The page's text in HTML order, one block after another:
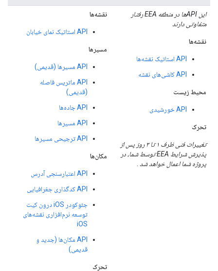
این APIها در منطقه EEA رفتار
متفاوتی دارند
نقشه‌ها
API استاتیک نقشه‌ها
API کاشی‌های نقشه
محیط زیست
API خورشیدی
تحرک
تغییرات فنی ظرف ۱ تا ۳ روز پس از
پذیرش شرایط EEA توسط شما، در
پروژه شما اعمال خواهد شد
نقشه‌ها
API استاتیک نمای خیابان
مسیرها
API مسیرها (قدیمی)
API ماتریس فاصله
(قدیمی)
API جاده‌ها
API مسیرها
API ترجیحی مسیرها
مکان‌ها
API اعتبارسنجی آدرس
API کدگذاری جغرافیایی
جئوکودر iOS درون کیت
توسعه نرم‌افزاری نقشه‌های
iOS
API مکان‌ها (جدید و
قدیمی)
تحرک